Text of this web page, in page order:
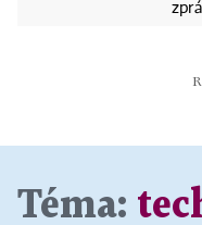
Téma: